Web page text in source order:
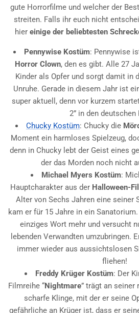
gute Horrorfilme und welcher der
streiten. Falls ihr euch nicht
hier einige der beliebtesten
Pennywise Kostüm: Pennywise
Horror Clown, den es gibt. Alle 27
Kinder als Opfer und sorgt damit in
Unruhe. Gerade in diesem Jahr ist
super aktuell, denn vor kurzem
2” in den deutschen
Chucky Kostüm: Chucky die
Moment ein harmloses Spielzeug,
denn in Chucky lebt der Geist eines
der das Morden noch nicht
Michael Myers Kostüm:
Hauptcharakter aus der Halloween-
Alter von Sechs Jahren eine seiner
kam er für 15 Jahre in ein
einziges Wort mehr und versucht
lebenden Verwandten umzubringen.
immer wieder aus aussichtslosen
fliehen!
Freddy Krüger Kostüm: Der
Filmreihe “Nightmare” trägt an seiner
scharfe Klinge, mit der er seine
gefährliche an Krüger ist, dass er